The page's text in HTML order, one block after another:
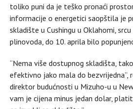
toliko puni da je teško pronaći
informacije o energetici saopštila je
skladište u Cushingu u Oklahomi,
plinovoda, do 10. aprila bilo
“Nema više dostupnog skladišta,
efektivno jako mala do bezvrijedna”,
direktor budućnosti u Mizuho-u u
vam je cijena minus jedan dolar,